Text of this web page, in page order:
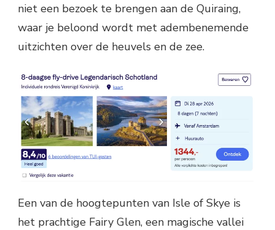
niet een bezoek te brengen aan de Quiraing,
waar je beloond wordt met adembenemende
uitzichten over de heuvels en de zee.
Een van de hoogtepunten van Isle of Skye is
het prachtige Fairy Glen, een magische vallei